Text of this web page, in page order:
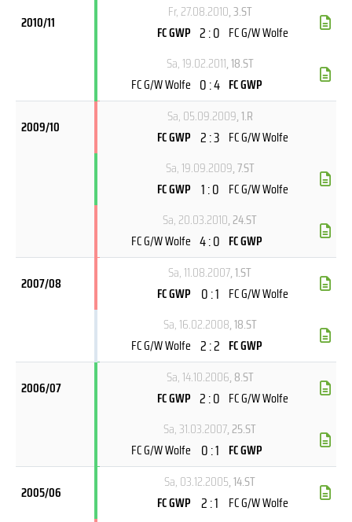
2010/11
Fr, 27.08.2010, 3.ST
FC GWP 2 : 0 FC G/W Wolfe
Sa, 19.02.2011, 18.ST
FC G/W Wolfe 0 : 4 FC GWP
2009/10
Sa, 05.09.2009, 1.R
FC GWP 2 : 3 FC G/W Wolfe
Sa, 19.09.2009, 7.ST
FC GWP 1 : 0 FC G/W Wolfe
Sa, 20.03.2010, 24.ST
FC G/W Wolfe 4 : 0 FC GWP
2007/08
Sa, 11.08.2007, 1.ST
FC GWP 0 : 1 FC G/W Wolfe
Sa, 16.02.2008, 18.ST
FC G/W Wolfe 2 : 2 FC GWP
2006/07
Sa, 14.10.2006, 8.ST
FC GWP 2 : 0 FC G/W Wolfe
Sa, 31.03.2007, 25.ST
FC G/W Wolfe 0 : 1 FC GWP
2005/06
Sa, 03.12.2005, 14.ST
FC GWP 2 : 1 FC G/W Wolfe